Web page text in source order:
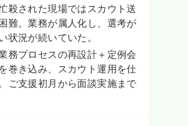
殺された現場ではスカウト送
難。業務が属人化し、選考が
状況が続いていた。
務プロセスの再設計＋定例会
巻き込み、スカウト運用を仕
ご支援初月から面談実施まで